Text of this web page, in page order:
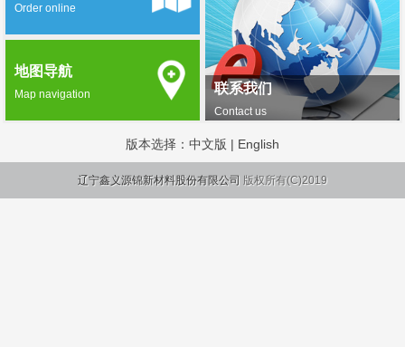
联系我们
Contact us
Order online
地图导航
Map navigation
版本选择： 中文版 | English
辽宁鑫义源锦新材料股份有限公司 版权所有(C)2019